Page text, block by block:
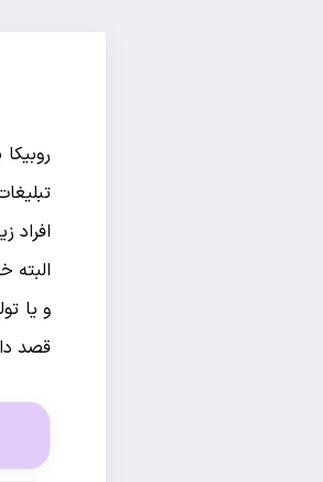
افراد
و یا
قصد